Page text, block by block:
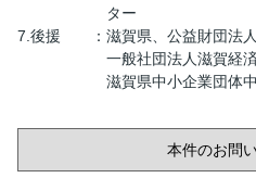
ター
7.後援
： 滋賀県、公益財団法
一般社団法人滋賀経
滋賀県中小企業団体
本件のお問